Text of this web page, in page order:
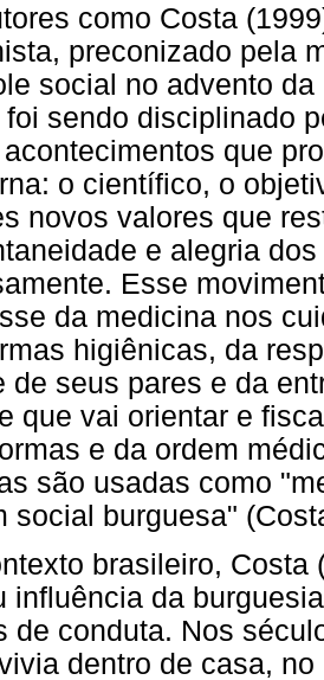
como Costa
preconizado pela
social no advento
foi sendo disciplinado
que
o científico, o
novos valores que
e alegria
Esse
da medicina nos
higiênicas, da
de seus pares e da
que vai orientar e
e da ordem
são usadas como
social burguesa"
brasileiro,
influência da
de conduta. Nos
dentro de casa,